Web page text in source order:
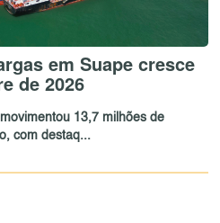
em Suape cresce
de 2026
13,7 milhões de
com destaq...